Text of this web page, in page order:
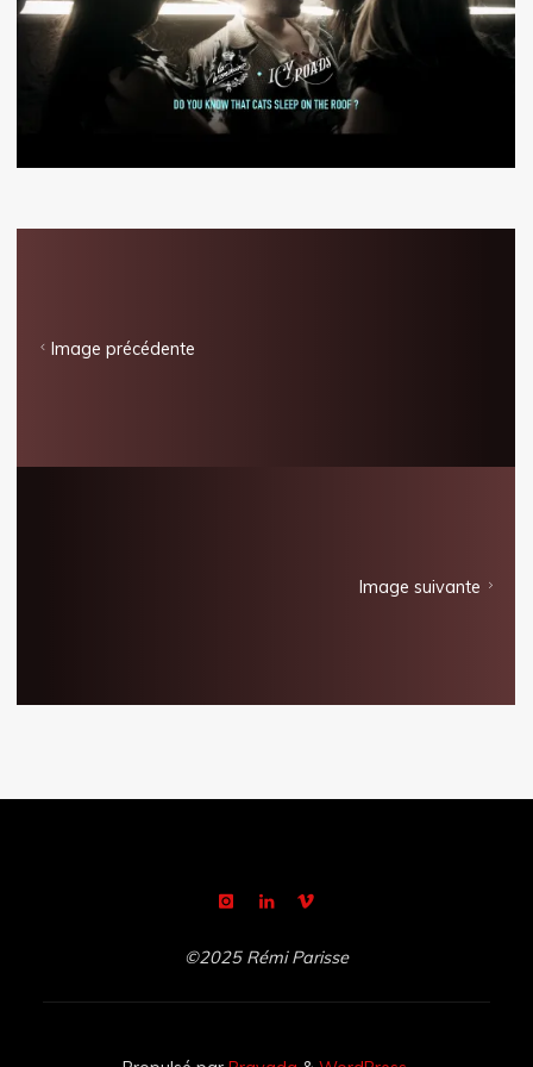
Image précédente
Image suivante
©2025 Rémi Parisse